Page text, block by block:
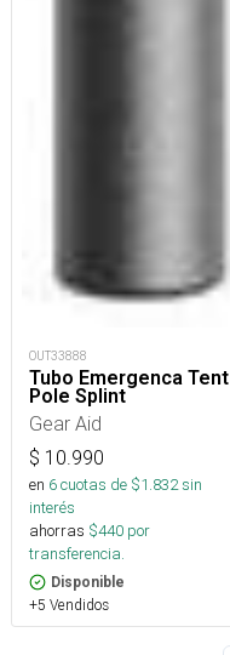
OUT33888
Tubo Emergenca Tent
Pole Splint
Gear Aid
$ 10.990
en 6cuotas de $1.832sin
interés
ahorras $440 por
transferencia.
Disponible
+5 Vendidos